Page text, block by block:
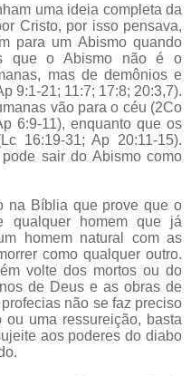
uma ideia completa da
Cristo, por isso pensava,
para um Abismo quando
que o Abismo não é o
mas de demônios e
9:1-21; 11:7; 17:8; 20:3,7).
vão para o céu (2Co
6:9-11), enquanto que os
16:19-31; Ap 20:11-15).
sair do Abismo como
na Bíblia que prove que o
qualquer homem que já
homem natural com as
como qualquer outro.
volte dos mortos ou do
de Deus e as obras de
não se faz preciso
uma ressureição, basta
aos poderes do diabo